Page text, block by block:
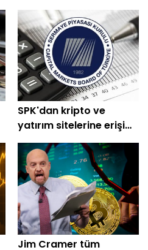
SPK'dan kripto ve
yatırım sitelerine erişim
engeli
Jim Cramer tüm